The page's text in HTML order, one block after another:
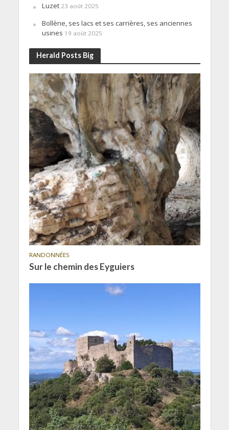
Luzet 23 août 2025
Bollène, ses lacs et ses carrières, ses anciennes
usines 19 août 2025
Herald Posts Big
RANDONNÉES
Sur le chemin des Eyguiers